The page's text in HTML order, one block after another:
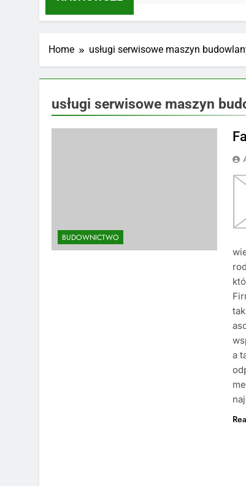
Home usługi serwisowe maszyn
usługi serwisowe maszyn
BUDOWNICTWO
a